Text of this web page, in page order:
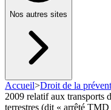
Nos autres sites
Accueil>Droit de la
2009 relatif aux transports
terrestres (dit « arrêté